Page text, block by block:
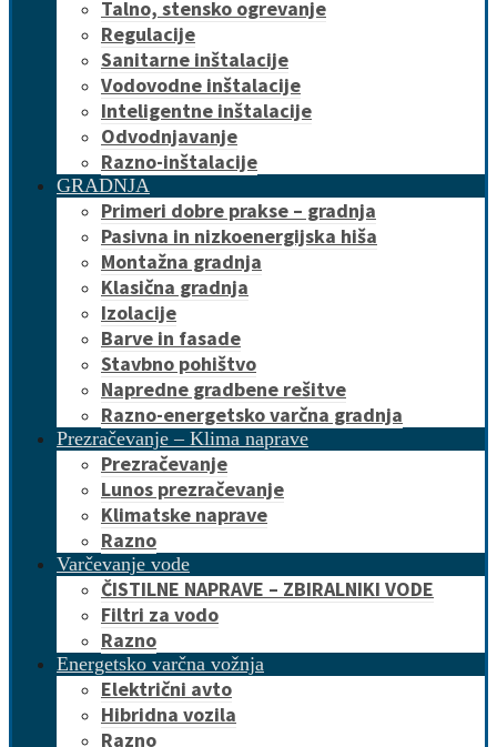
Talno, stensko ogrevanje
Regulacije
Sanitarne inštalacije
Vodovodne inštalacije
Inteligentne inštalacije
Odvodnjavanje
Razno-inštalacije
GRADNJA
Primeri dobre prakse – gradnja
Pasivna in nizkoenergijska hiša
Montažna gradnja
Klasična gradnja
Izolacije
Barve in fasade
Stavbno pohištvo
Napredne gradbene rešitve
Razno-energetsko varčna gradnja
Prezračevanje – Klima naprave
Prezračevanje
Lunos prezračevanje
Klimatske naprave
Razno
Varčevanje vode
ČISTILNE NAPRAVE – ZBIRALNIKI VODE
Filtri za vodo
Razno
Energetsko varčna vožnja
Električni avto
Hibridna vozila
Razno